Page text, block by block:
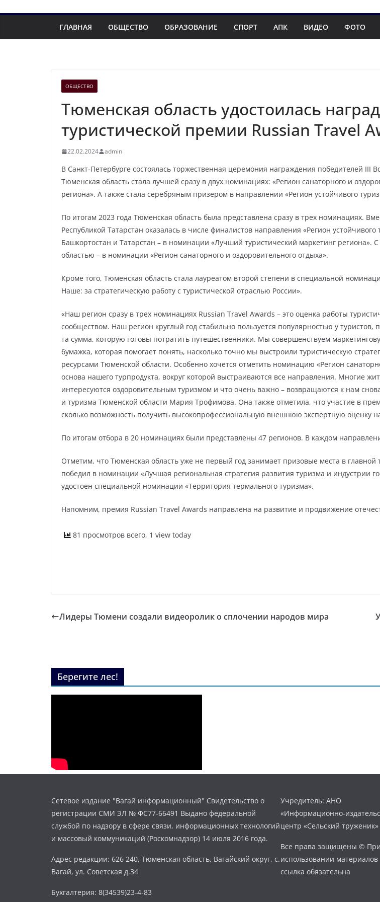
ГЛАВНАЯ ОБЩЕСТВО ОБРАЗОВАНИЕ СПОРТ АПК ВИДЕО ФОТО
ОБЩЕСТВО
Тюменская область удостоилась
туристической премии Russian Travel
22.02.2024 admin
В Санкт-Петербурге состоялась торжественная церемония награждения победителей III
Тюменская область стала лучшей сразу в двух номинациях: «Регион санаторного и
региона». А также стала серебряным призером в направлении «Регион устойчивого
По итогам 2023 года Тюменская область была представлена сразу в трех номинациях.
Республикой Татарстан оказалась в числе финалистов направления «Регион
Башкортостан и Татарстан – в номинации «Лучший туристический маркетинг региона».
областью – в номинации «Регион санаторного и оздоровительного отдыха».
Кроме того, Тюменская область стала лауреатом второй степени в специальной
Наше: за стратегическую работу с туристической отраслью России».
«Наш регион сразу в трех номинациях Russian Travel Awards – это оценка работы
сообществом. Наш регион круглый год стабильно пользуется популярностью у
та сумма, которую готовы потратить путешественники. Мы совершенствуем
бумажка, которая помогает понять, насколько точно мы выстроили туристическую
ресурсами Тюменской области. Особенно хочется отметить номинацию «Регион
основа нашего турпродукта, вокруг которой выстраиваются все направления. Многие
интересуются оздоровительным туризмом и что очень важно – возвращаются к нам
и туризма Тюменской области Мария Трофимова. Она также отметила, что участие в
сколько возможность получить высокопрофессиональную внешнюю экспертную оценку
По итогам отбора в 20 номинациях были представлены 47 регионов. В каждом
Отметим, что Тюменская область уже не первый год занимает призовые места в
победил в номинации «Лучшая региональная стратегия развития туризма и индустрии
удостоен специальной номинации «Территория термального туризма».
Напомним, премия Russian Travel Awards направлена на развитие и продвижение
81 просмотров всего, 1 view today
Лидеры Тюмени создали видеоролик о сплочении народов мира
Берегите лес!
Сетевое издание "Вагай информационный" Свидетельство о
регистрации СМИ ЭЛ № ФС77-66491 Выдано федеральной
службой по надзору в сфере связи, информационных технологий
и массовый коммуникаций (Роскомнадзор) 14 июля 2016 года.
Адрес редакции: 626 240, Тюменская область, Вагайский округ, с.
Вагай, ул. Советская д.34
Бухгалтерия: 8(34539)23-4-83
Учредитель: АНО
«Информационно-
центр «Сельский труженик»
Все права защищены © При
использовании материалов
ссылка обязательна